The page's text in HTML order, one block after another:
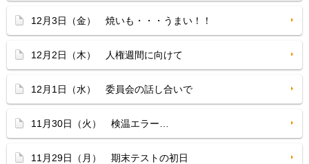
12月3日（金） 焼いも・・・うまい！！
12月2日（木） 人権週間に向けて
12月1日（水） 委員会の話し合いで
11月30日（火） 検温エラー…
11月29日（月） 期末テストの初日